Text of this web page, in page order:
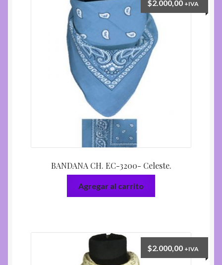
BANDANA CH. EC-3200- Celeste.
$2.000,00 +IVA
Agregar al carrito
$2.000,00 +IVA